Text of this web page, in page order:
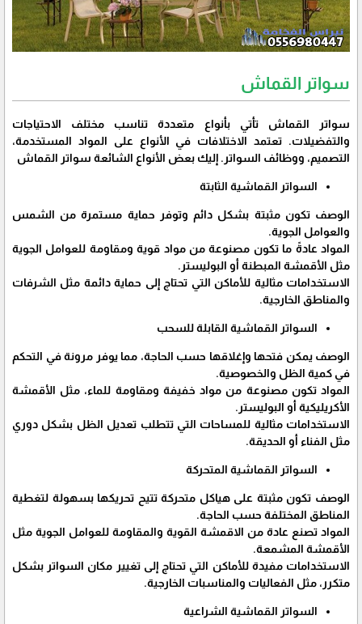
سواتر القماش
سواتر القماش تأتي بأنواع متعددة تناسب مختلف الاحتياجات
والتفضيلات. تعتمد الاختلافات في الأنواع على المواد المستخدمة،
التصميم، ووظائف السواتر. إليك بعض الأنواع الشائعة سواتر القماش
السواتر القماشية الثابتة
الوصف تكون مثبتة بشكل دائم وتوفر حماية مستمرة من الشمس
والعوامل الجوية.
المواد عادةً ما تكون مصنوعة من مواد قوية ومقاومة للعوامل الجوية
مثل الأقمشة المبطنة أو البوليستر.
الاستخدامات مثالية للأماكن التي تحتاج إلى حماية دائمة مثل الشرفات
والمناطق الخارجية.
السواتر القماشية القابلة للسحب
الوصف يمكن فتحها وإغلاقها حسب الحاجة، مما يوفر مرونة في التحكم
في كمية الظل والخصوصية.
المواد تكون مصنوعة من مواد خفيفة ومقاومة للماء، مثل الأقمشة
الأكريليكية أو البوليستر.
الاستخدامات مثالية للمساحات التي تتطلب تعديل الظل بشكل دوري
مثل الفناء أو الحديقة.
السواتر القماشية المتحركة
الوصف تكون مثبتة على هياكل متحركة تتيح تحريكها بسهولة لتغطية
المناطق المختلفة حسب الحاجة.
المواد تصنع عادة من الاقمشة القوية والمقاومة للعوامل الجوية مثل
الأقمشة المشمعة.
الاستخدامات مفيدة للأماكن التي تحتاج إلى تغيير مكان السواتر بشكل
متكرر، مثل الفعاليات والمناسبات الخارجية.
السواتر القماشية الشراعية